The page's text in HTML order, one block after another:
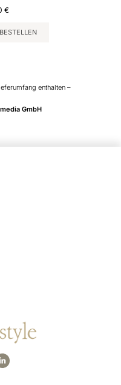
€
BESTELLEN
enthalten –
GmbH